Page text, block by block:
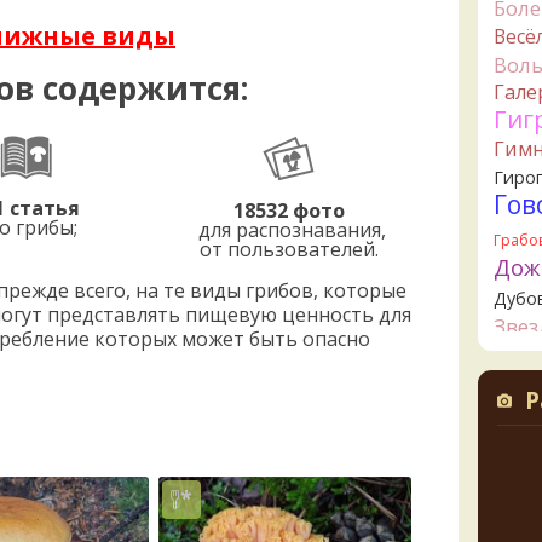
виды
содержится:
статья
грибы;
18532 фото
для распознавания,
от пользователей.
всего, на те виды грибов, которые
представлять пищевую ценность для
которых может быть опасно
1 день
грибы.
1 день
1 день
1 день
1 день